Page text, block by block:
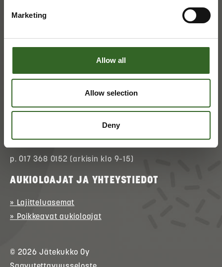
Marketing
Allow all
Allow selection
Deny
ASIAKASPALVELU
p. 017 368 0152 (arkisin klo 9–15)
AUKIOLOAJAT JA YHTEYSTIEDOT
» Lajitteluasemat
» Poikkeavat aukioloajat
© 2026Jätekukko Oy